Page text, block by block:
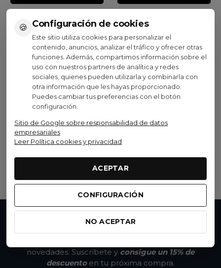
🍪 Configuración de cookies
Este sitio utiliza cookies para personalizar el
contenido, anuncios, analizar el tráfico y ofrecer otras
funciones. Además, compartimos información sobre el
uso con nuestros partners de analítica y redes
sociales, quienes pueden utilizarla y combinarla con
otra información que les hayas proporcionado.
Puedes cambiar tus preferencias con el botón
configuración.
Sitio de Google sobre responsabilidad de datos
empresariales
Leer Política cookies y privacidad
ACEPTAR
CONFIGURACIÓN
NO ACEPTAR
Visto recientemente
Syncros
Puños Syncros Am
11,90 € Negro
No te pierdas nada
novedades. Suscríbete y consigue un 15% de
descuentoen tu próxima compra.